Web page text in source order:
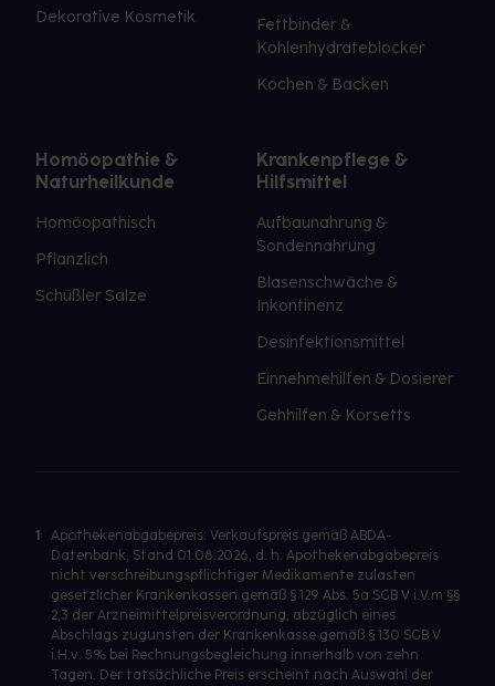
Dekorative Kosmetik
Fettbinder &
Kohlenhydrateblocker
Kochen & Backen
Homöopathie &
Naturheilkunde
Homöopathisch
Pflanzlich
Schüßler Salze
Krankenpflege &
Hilfsmittel
Aufbaunahrung &
Sondennahrung
Blasenschwäche &
Inkontinenz
Desinfektionsmittel
Einnehmehilfen & Dosierer
Gehhilfen & Korsetts
1
Apothekenabgabepreis: Verkaufspreis gemäß ABDA-
Datenbank, Stand 01.08.2026, d. h. Apothekenabgabepreis
nicht verschreibungspflichtiger Medikamente zulasten
gesetzlicher Krankenkassen gemäß § 129 Abs. 5a SGB V i.V.m §§
2,3 der Arzneimittelpreisverordnung, abzüglich eines
Abschlags zugunsten der Krankenkasse gemäß § 130 SGB V
i.H.v. 5% bei Rechnungsbegleichung innerhalb von zehn
Tagen. Der tatsächliche Preis erscheint nach Auswahl der